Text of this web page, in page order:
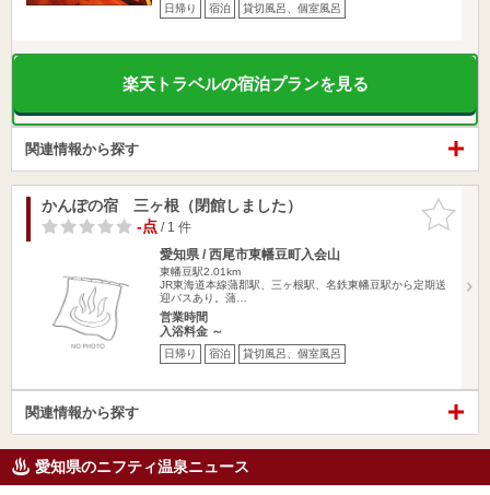
日帰り 宿泊 貸切風呂、個室風呂
楽天トラベルの宿泊プランを見る
関連情報から探す
お気に入
りに追加
かんぽの宿 三ヶ根（閉館しました）
-点/ 1 件
愛知県 / 西尾市東幡豆町入会山
東幡豆駅2.01km
JR東海道本線蒲郡駅、三ヶ根駅、名鉄東幡豆駅から定期送
迎バスあり。蒲…
営業時間
入浴料金 ～
日帰り 宿泊 貸切風呂、個室風呂
関連情報から探す
愛知県のニフティ温泉ニュース